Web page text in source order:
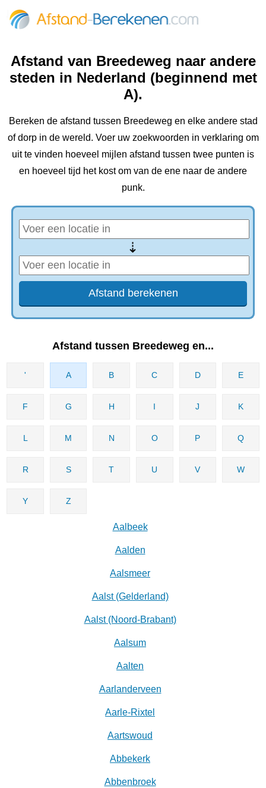
Afstand van Breedeweg naar andere
steden in Nederland (beginnend met
A).
Bereken de afstand tussen Breedeweg en elke andere stad
of dorp in de wereld. Voer uw zoekwoorden in verklaring om
uit te vinden hoeveel mijlen afstand tussen twee punten is
en hoeveel tijd het kost om van de ene naar de andere
punk.
⇢
Afstand tussen Breedeweg en...
' A B C D E
F G H I J K
L M N O P Q
R S T U V W
Y Z
Aalbeek
Aalden
Aalsmeer
Aalst (Gelderland)
Aalst (Noord-Brabant)
Aalsum
Aalten
Aarlanderveen
Aarle-Rixtel
Aartswoud
Abbekerk
Abbenbroek